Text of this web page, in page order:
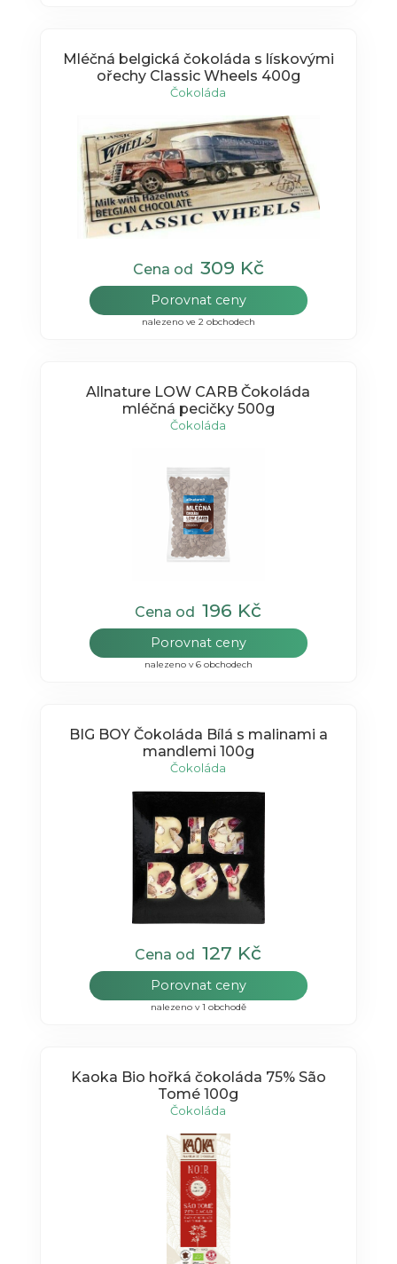
Mléčná belgická čokoláda s lískovými
ořechy Classic Wheels 400g
Čokoláda
Cena od 309 Kč
Porovnat ceny
nalezeno ve 2 obchodech
Allnature LOW CARB Čokoláda
mléčná pecičky 500g
Čokoláda
Cena od196 Kč
Porovnat ceny
nalezeno v 6 obchodech
BIG BOY Čokoláda Bílá s malinami a
mandlemi 100g
Čokoláda
Cena od127 Kč
Porovnat ceny
nalezeno v 1 obchodě
Kaoka Bio hořká čokoláda 75% São
Tomé 100g
Čokoláda